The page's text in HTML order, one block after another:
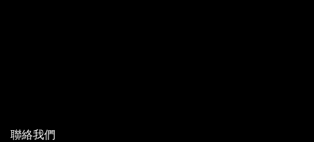
聯絡我們